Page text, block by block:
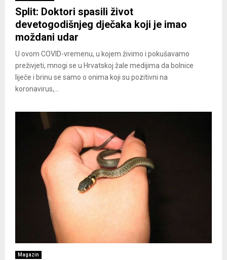
Split: Doktori spasili život
devetogodišnjeg dječaka koji je imao
moždani udar
U ovom COVID-vremenu, u kojem živimo i pokušavamo
preživjeti, mnogi se u Hrvatskoj žale medijima da bolnice
liječe i brinu se samo o onima koji su pozitivni na
koronavirus,...
Magazin